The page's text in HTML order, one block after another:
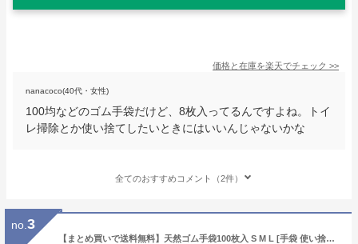
価格と在庫を楽天でチェック >>
nanacoco(40代・女性)
100均などのゴム手袋だけど、8枚入ってるんですよね。トイ
レ掃除とか使い捨てしたいときにはいいんじゃないかな
全てのおすすめコメント（2件）
no. 3
【まとめ買いで送料無料】天然ゴム手袋100枚入 S M L [手袋 使い捨て 天然 介護 掃除 粉なし 左右兼用]【おすすめ】